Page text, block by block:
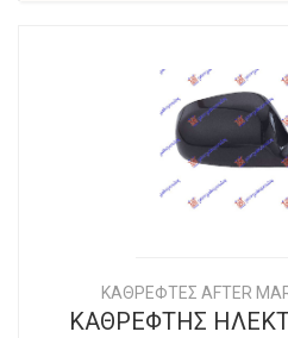
ΚΑΘΡΕΦΤΕΣ AFTER
ΚΑΘΡΕΦΤΗΣ